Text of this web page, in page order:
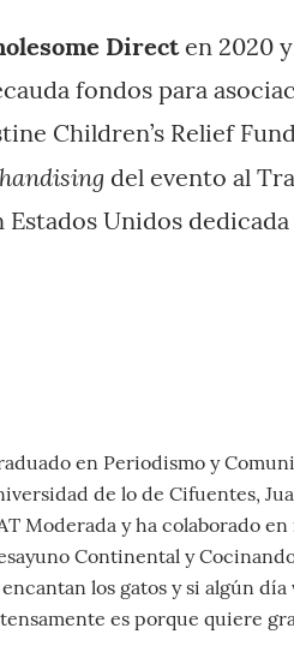
Direct en 2020
fondos para
Children’s Relief
del evento al
Unidos dedicada
en Periodismo y
de lo de Cifuentes,
Moderada y ha colaborado
Continental y
los gatos y si algún día
es porque quiere